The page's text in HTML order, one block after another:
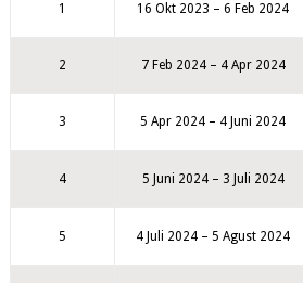
1 16 Okt 2023 – 6 Feb 2024
2 7 Feb 2024 – 4 Apr 2024
3 5 Apr 2024 – 4 Juni 2024
4 5 Juni 2024 – 3 Juli 2024
5 4 Juli 2024 – 5 Agust 2024